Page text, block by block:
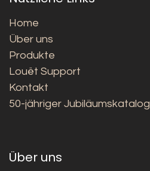
Home
Über uns
Produkte
Louët Support
Kontakt
50-jähriger Jubiläumskatalog
Über uns